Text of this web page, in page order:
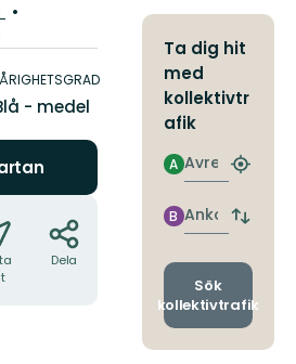
- medel
Dela
Ta dig hit
med
kollektivtr
afik
Avresa
A
Hitta
Ankomst
B
Byt
och
Sök
kollektivtrafik